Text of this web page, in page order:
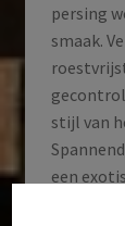
persing
smaak.
stijl van
een